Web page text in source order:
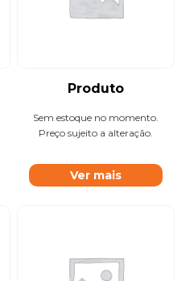
Produto
Sem estoque no momento.
Preço sujeito a alteração.
Ver mais